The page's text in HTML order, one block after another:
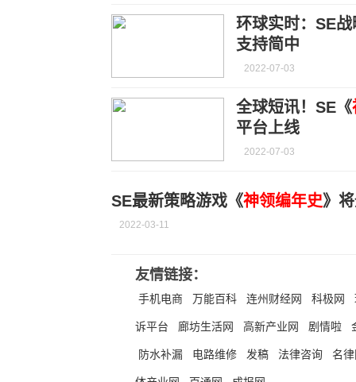
环球实时：SE
支持简中
2022-07-03
全球短讯！SE《
平台上线
2022-07-03
SE最新策略游戏《神领编年史》
2022-03-11
友情链接：
手机电商 万能百科 连州财经网 科极网
诉平台 廊坊生活网 高新产业网 剧情啦
防水补漏 电路维修 发稿 法律咨询 名